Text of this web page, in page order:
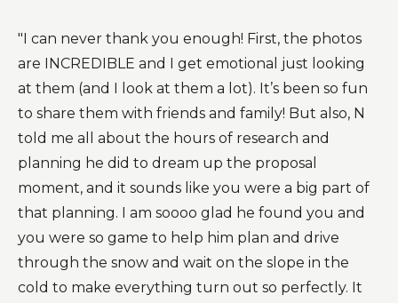
"I can never thank you enough! First, the photos
are INCREDIBLE and I get emotional just looking
at them (and I look at them a lot). It’s been so fun
to share them with friends and family! But also, N
told me all about the hours of research and
planning he did to dream up the proposal
moment, and it sounds like you were a big part of
that planning. I am soooo glad he found you and
you were so game to help him plan and drive
through the snow and wait on the slope in the
cold to make everything turn out so perfectly. It